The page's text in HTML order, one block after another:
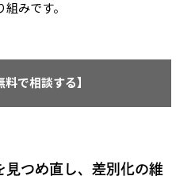
みです。
料で相談する】
見つめ直し、差別化の維